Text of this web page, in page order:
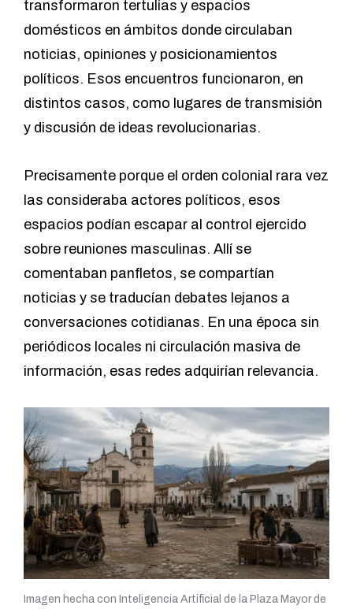
transformaron tertulias y espacios
domésticos en ámbitos donde circulaban
noticias, opiniones y posicionamientos
políticos. Esos encuentros funcionaron, en
distintos casos, como lugares de transmisión
y discusión de ideas revolucionarias.
Precisamente porque el orden colonial rara vez
las consideraba actores políticos, esos
espacios podían escapar al control ejercido
sobre reuniones masculinas. Allí se
comentaban panfletos, se compartían
noticias y se traducían debates lejanos a
conversaciones cotidianas. En una época sin
periódicos locales ni circulación masiva de
información, esas redes adquirían relevancia.
Imagen hecha con Inteligencia Artificial de la Plaza Mayor de